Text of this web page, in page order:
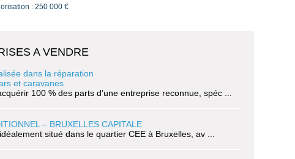
: 250 000 €
A VENDRE
dans la réparation
et caravanes
100 % des parts d'une entreprise reconnue, spéc ...
– BRUXELLES CAPITALE
situé dans le quartier CEE à Bruxelles, av ...